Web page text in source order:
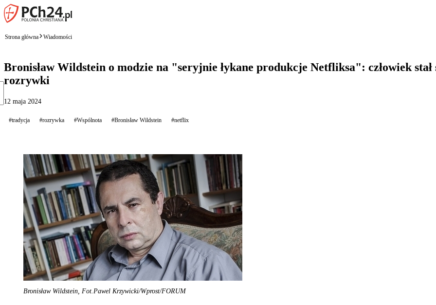
Strona główna Wiadomości
Bronisław Wildstein o modzie na "seryjnie łykane produkcje Netfliksa": człowiek
rozrywki
12 maja 2024
#tradycja #rozrywka #Wspólnota #Bronisław Wildstein #netflix
Bronisław Wildstein, Fot.Pawel Krzywicki/Wprost/FORUM